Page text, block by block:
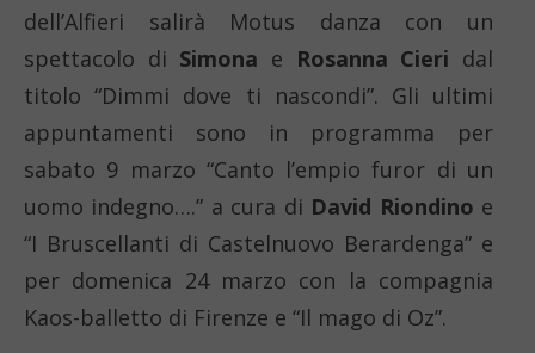
dell’Alfieri salirà Motus danza con un
spettacolo di Simona e Rosanna Cieri dal
titolo “Dimmi dove ti nascondi”. Gli ultimi
appuntamenti sono in programma per
sabato 9 marzo “Canto l’empio furor di un
uomo indegno….” a cura di David Riondino e
“I Bruscellanti di Castelnuovo Berardenga” e
per domenica 24 marzo con la compagnia
Kaos-balletto di Firenze e “Il mago di Oz”.